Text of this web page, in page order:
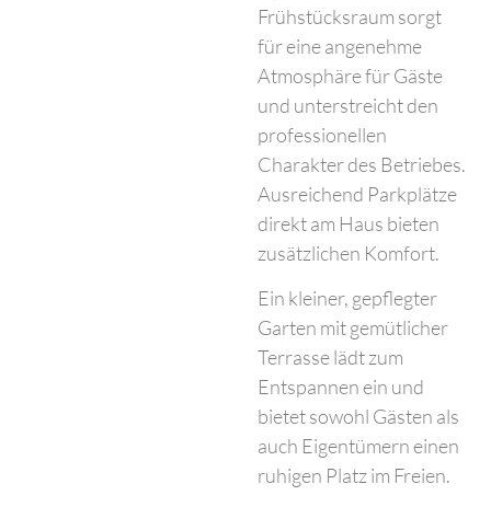
Frühstücksraum sorgt
für eine angenehme
Atmosphäre für Gäste
und unterstreicht den
professionellen
Charakter des Betriebes.
Ausreichend Parkplätze
direkt am Haus bieten
zusätzlichen Komfort.
Ein kleiner, gepflegter
Garten mit gemütlicher
Terrasse lädt zum
Entspannen ein und
bietet sowohl Gästen als
auch Eigentümern einen
ruhigen Platz im Freien.